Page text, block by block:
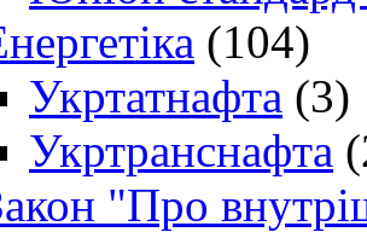
(104)
Укртатнафта (3)
Укртранснафта
"Про